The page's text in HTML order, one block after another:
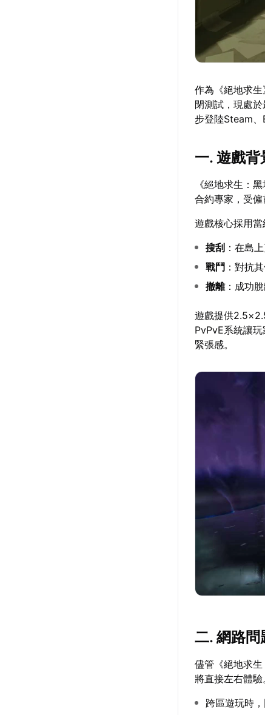
作為《絕地求
閉測試，現處
步登陸Steam、
一. 遊戲
《絕地求生：
合約專家，受僱
遊戲核心採用當
搜刮 ：在島
戰鬥 ：對抗
撤離：成功
遊戲提供
PvPvE系統讓
緊張感。
二. 網路
儘管《絕地求
將直接左右體
跨區遊玩時